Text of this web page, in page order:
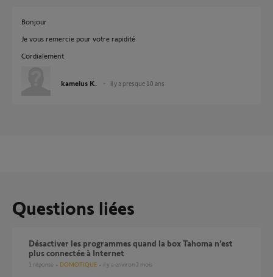
Bonjour
Je vous remercie pour votre rapidité
Cordialement
kamelus K. il y a presque 10 ans
Questions liées
Désactiver les programmes quand la box Tahoma n’est
plus connectée à Internet
1 réponse DOMOTIQUE il y a environ 2 mois